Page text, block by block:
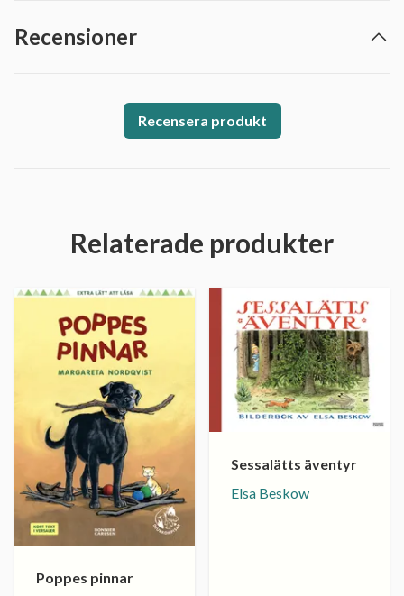
Recensioner
Recensera produkt
Relaterade produkter
Poppes pinnar
Sessalätts äventyr
Elsa Beskow